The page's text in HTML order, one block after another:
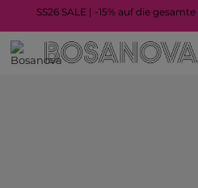
SS26 SALE | -15% auf die